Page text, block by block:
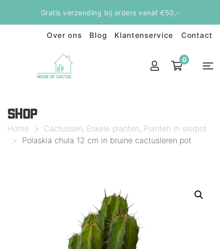
Gratis verzending bij orders vanaf €50,-
Over ons Blog Klantenservice Contact
0
SHOP
Home > Cactussen, Enkele planten, Planten in sierpot
> Polaskia chula 12 cm in bruine cactusleren pot